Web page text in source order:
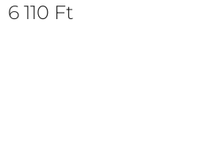
6 110 Ft